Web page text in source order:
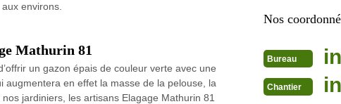
aux environs.
Mathurin 81
un gazon épais de couleur verte avec une
en effet la masse de la pelouse, la
jardiniers, les artisans Elagage Mathurin 81
Nos
Bureau
Chantier